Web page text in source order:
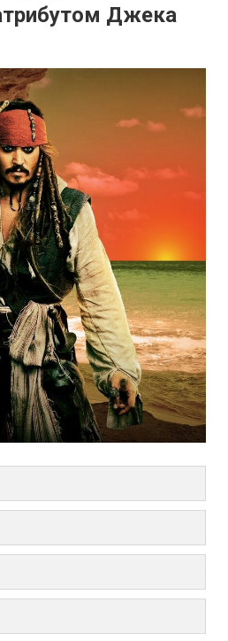
Джека